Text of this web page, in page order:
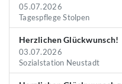
05.07.2026
Tagespflege Stolpen
Herzlichen Glückwunsch!
03.07.2026
Sozialstation Neustadt